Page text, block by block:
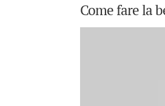
Come fare la